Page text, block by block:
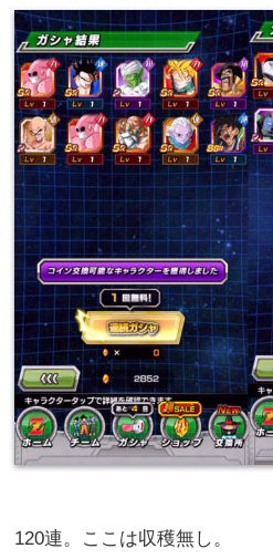
120連。ここは収穫無し。